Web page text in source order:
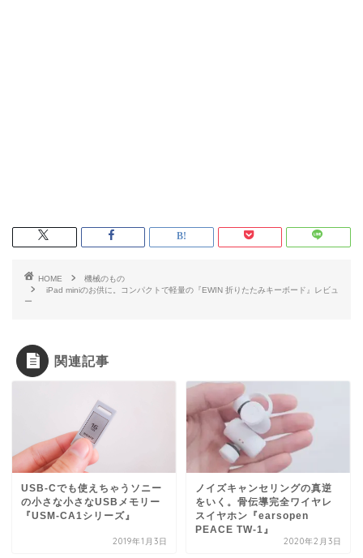
HOME
機械のもの
iPad miniのお供に。コンパクトで軽量の『EWIN 折りたたみキーボード』レビュ
ー
関連記事
USB-Cでも使えちゃうソニー
の小さな小さなUSBメモリー
『USM-CA1シリーズ』
2019年1月3日
ノイズキャンセリングの真逆
をいく。骨伝導完全ワイヤレ
スイヤホン『earsopen
PEACE TW-1』
2020年2月3日